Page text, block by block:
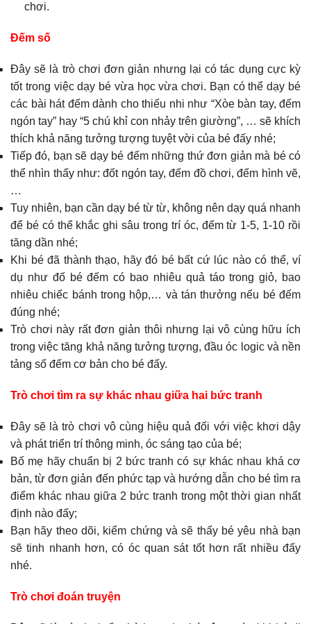
chơi.
Đếm số
Đây sẽ là trò chơi đơn giản nhưng lại có tác dụng cực kỳ
tốt trong việc dạy bé vừa học vừa chơi. Bạn có thể dạy bé
các bài hát đếm dành cho thiếu nhi như “Xòe bàn tay, đếm
ngón tay” hay “5 chú khỉ con nhảy trên giường”, … sẽ khích
thích khả năng tưởng tượng tuyệt vời của bé đấy nhé;
Tiếp đó, bạn sẽ dạy bé đếm những thứ đơn giản mà bé có
thể nhìn thấy như: đốt ngón tay, đếm đồ chơi, đếm hình vẽ,
…
Tuy nhiên, bạn cần dạy bé từ từ, không nên dạy quá nhanh
để bé có thể khắc ghi sâu trong trí óc, đếm từ 1-5, 1-10 rồi
tăng dần nhé;
Khi bé đã thành thạo, hãy đó bé bất cứ lúc nào có thể, ví
dụ như đố bé đếm có bao nhiêu quả táo trong giỏ, bao
nhiêu chiếc bánh trong hộp,… và tán thưởng nếu bé đếm
đúng nhé;
Trò chơi này rất đơn giản thôi nhưng lại vô cùng hữu ích
trong việc tăng khả năng tưởng tượng, đầu óc logic và nền
tảng số đếm cơ bản cho bé đấy.
Trò chơi tìm ra sự khác nhau giữa hai bức tranh
Đây sẽ là trò chơi vô cùng hiệu quả đối với việc khơi dậy
và phát triển trí thông minh, óc sáng tạo của bé;
Bố mẹ hãy chuẩn bị 2 bức tranh có sự khác nhau khá cơ
bản, từ đơn giản đến phức tạp và hướng dẫn cho bé tìm ra
điểm khác nhau giữa 2 bức tranh trong một thời gian nhất
định nào đấy;
Bạn hãy theo dõi, kiểm chứng và sẽ thấy bé yêu nhà bạn
sẽ tinh nhanh hơn, có óc quan sát tốt hơn rất nhiều đấy
nhé.
Trò chơi đoán truyện